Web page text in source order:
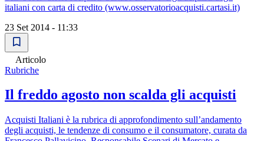
italiani con carta di credito (www.osservatorioacquisti.cartasi.it)
23 Set 2014 - 11:33
Articolo
Rubriche
Il freddo agosto non scalda gli acquisti
Acquisti Italiani è la rubrica di approfondimento sull’andamento
degli acquisti, le tendenze di consumo e il consumatore, curata da